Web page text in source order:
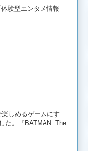
験型エンタメ情報
しめるゲームにす
た。『BATMAN: The